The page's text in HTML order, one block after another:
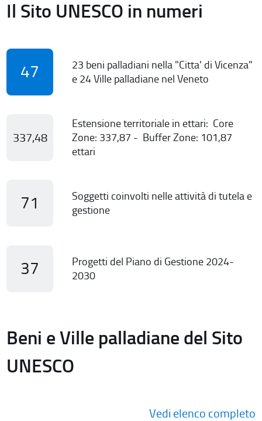
Il Sito UNESCO in numeri
47
23 beni palladiani nella "Citta' di Vicenza"
e 24 Ville palladiane nel Veneto
337,48
Estensione territoriale in ettari: Core
Zone: 337,87 - Buffer Zone: 101,87
ettari
71
Soggetti coinvolti nelle attività di tutela e
gestione
37
Progetti del Piano di Gestione 2024-
2030
Beni e Ville palladiane del Sito
UNESCO
Vedi elenco completo